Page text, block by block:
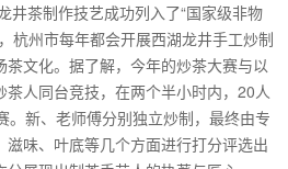
井茶制作技艺成功列入了“国家级非物
杭州市每年都会开展西湖龙井手工炒制
文化。据了解，今年的炒茶大赛与以
人同台竞技，在两个半小时内，20人
。新、老师傅分别独立炒制，最终由专
味、叶底等几个方面进行打分评选出